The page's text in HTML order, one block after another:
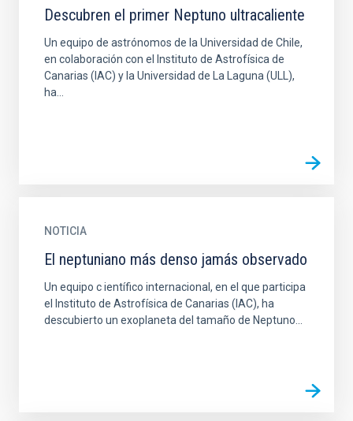
Descubren el primer Neptuno ultracaliente
Un equipo de astrónomos de la Universidad de Chile,
en colaboración con el Instituto de Astrofísica de
Canarias (IAC) y la Universidad de La Laguna (ULL),
ha...
NOTICIA
El neptuniano más denso jamás observado
Un equipo c ientífico internacional, en el que participa
el Instituto de Astrofísica de Canarias (IAC), ha
descubierto un exoplaneta del tamaño de Neptuno...